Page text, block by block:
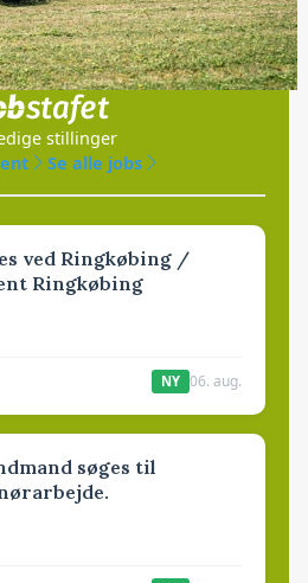
Jobs
med
stillinger
Se alle jobs
ved Ringkøbing /
Ringkøbing
NY 06. aug.
søges til